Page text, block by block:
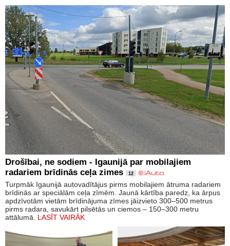
Drošībai, ne sodiem - Igaunijā par mobilajiem
radariem brīdinās ceļa zimes
12
Turpmāk Igaunijā autovadītājus pirms mobilajiem ātruma radariem
brīdinās ar speciālām ceļa zīmēm. Jaunā kārtība paredz, ka ārpus
apdzīvotām vietām brīdinājuma zīmes jāizvieto 300–500 metrus
pirms radara, savukārt pilsētās un ciemos – 150–300 metru
attālumā. LASĪT VAIRĀK